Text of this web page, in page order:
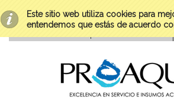
Este sitio web utiliza cookies para
entendemos que estás de acuerdo